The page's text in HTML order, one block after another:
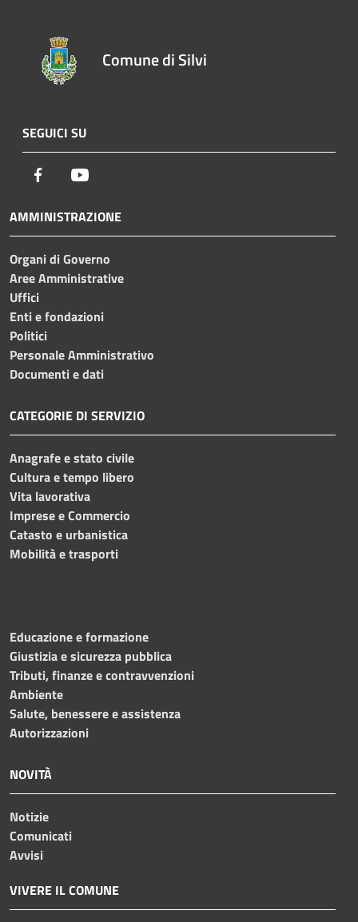
Comune di Silvi
SEGUICI SU
Facebook
AMMINISTRAZIONE
Organi di Governo
Aree Amministrative
Uffici
Enti e fondazioni
Politici
Personale Amministrativo
Documenti e dati
CATEGORIE DI SERVIZIO
Anagrafe e stato civile
Cultura e tempo libero
Vita lavorativa
Imprese e Commercio
Catasto e urbanistica
Mobilità e trasporti
Educazione e formazione
Giustizia e sicurezza pubblica
Tributi, finanze e contravvenzioni
Ambiente
Salute, benessere e assistenza
Autorizzazioni
NOVITÀ
Notizie
Comunicati
Avvisi
VIVERE IL COMUNE